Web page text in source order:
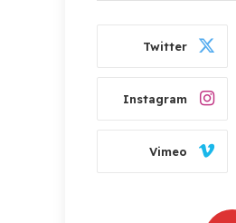
Twitter
Instagram
Vimeo